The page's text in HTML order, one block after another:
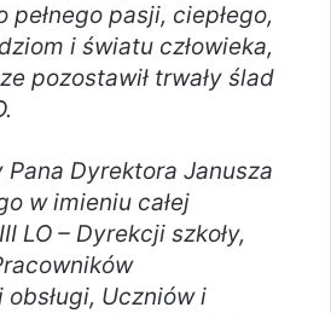
pełnego pasji, ciepłego,
i światu człowieka,
pozostawił trwały ślad
Dyrektora Janusza
w imieniu całej
LO – Dyrekcji szkoły,
Uczniów i